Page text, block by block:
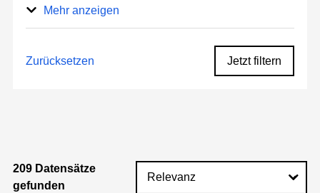
Mehr anzeigen
Zurücksetzen Jetzt filtern
209 Datensätze
gefunden